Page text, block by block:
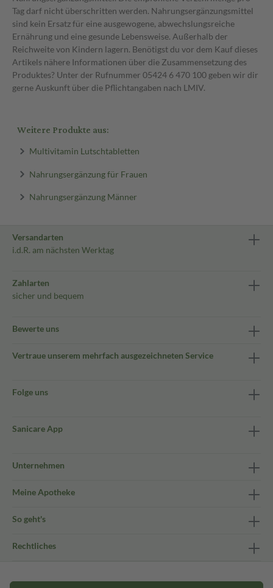
Tag darf nicht überschritten werden. Nahrungsergänzungsmittel
sind kein Ersatz für eine ausgewogene, abwechslungsreiche
Ernährung und eine gesunde Lebensweise. Außerhalb der
Reichweite von Kindern lagern. Benötigst du vor dem Kauf dieses
Artikels nähere Informationen über die Zusammensetzung des
Produktes? Unter der Rufnummer 05424 6 470 100 geben wir dir
gerne Auskunft über die Pflichtangaben nach LMIV.
Weitere Produkte aus:
Multivitamin Lutschtabletten
Nahrungsergänzung für Frauen
Nahrungsergänzung Männer
Versandarten
i.d.R. am nächsten Werktag
Zahlarten
sicher und bequem
Bewerte uns
Vertraue unserem mehrfach ausgezeichneten Service
Folge uns
Sanicare App
Unternehmen
Meine Apotheke
So geht's
Rechtliches